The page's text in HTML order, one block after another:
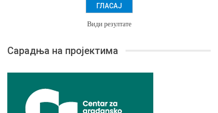
Види резултате
Сарадња на пројектима